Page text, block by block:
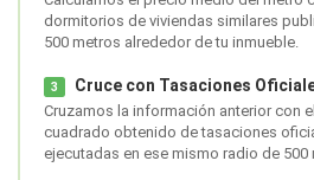
dormitorios de viviendas similares
500 metros alrededor de tu inmueble.
3 Cruce con Tasaciones
Cruzamos la información anterior con el precio medio por metro
cuadrado obtenido de tasaciones
ejecutadas en ese mismo radio de 500